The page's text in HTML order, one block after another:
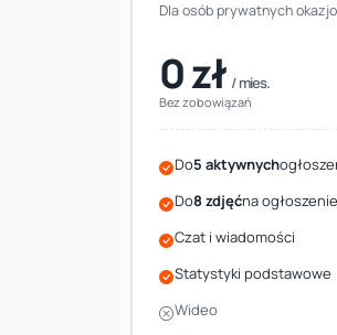
Dla osób prywatnych
0 zł / mies.
Bez zobowiązań
Do5 aktywnych
Do8 zdjęćna ogłoszenie
Czat i wiadomości
Statystyki podstawowe
Wideo